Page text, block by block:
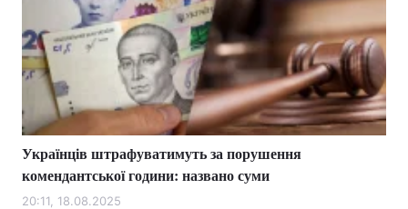
Українців штрафуватимуть за порушення
комендантської години: названо суми
20:11, 18.08.2025